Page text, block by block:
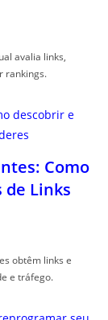
avalia links,
rankings.
Como
de Links
obtêm links e
e tráfego.